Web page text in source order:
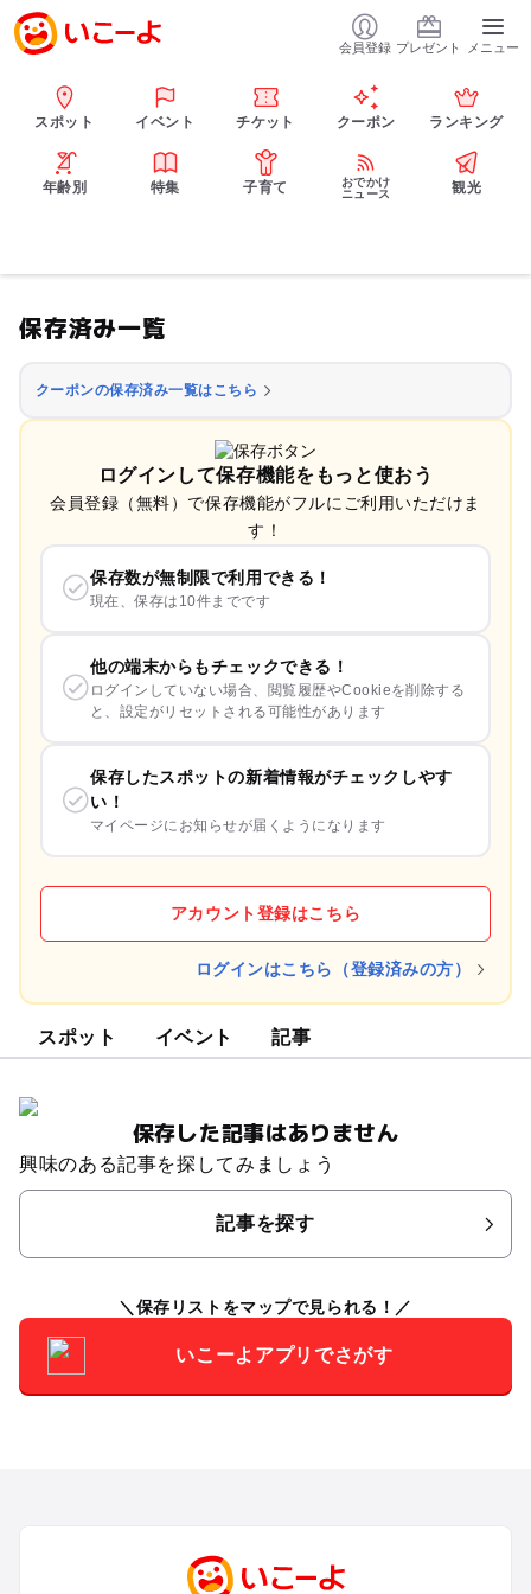
会員登録 プレゼント メニュー
スポット イベント チケット クーポン ランキング
年齢別 特集 子育て
おでかけ
ニュース
観光
保存済み一覧
クーポンの保存済み一覧はこちら
ログインして保存機能をもっと使おう
会員登録（無料）で保存機能がフルにご利用いただけま
す！
保存数が無制限で利用できる！
現在、保存は10件までです
他の端末からもチェックできる！
ログインしていない場合、閲覧履歴やCookieを削除する
と、設定がリセットされる可能性があります
保存したスポットの新着情報がチェックしやす
い！
マイページにお知らせが届くようになります
アカウント登録はこちら
ログインはこちら（登録済みの方）
スポット イベント 記事
保存した記事はありません
興味のある記事を探してみましょう
記事を探す
保存リストをマップで見られる！
いこーよアプリでさがす